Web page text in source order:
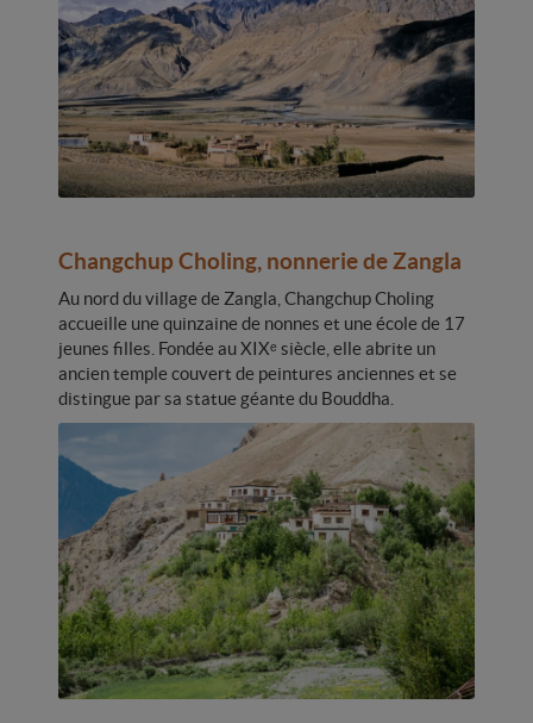
Changchup Choling, nonnerie de Zangla
Au nord du village de Zangla, Changchup Choling
accueille une quinzaine de nonnes et une école de 17
jeunes filles. Fondée au XIXᵉ siècle, elle abrite un
ancien temple couvert de peintures anciennes et se
distingue par sa statue géante du Bouddha.